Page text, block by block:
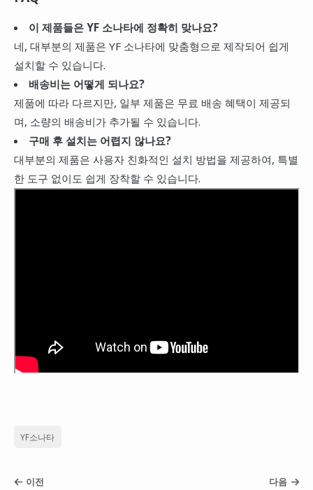
이 제품들은 YF 소나타에 정확히 맞나요?
네, 대부분의 제품은 YF 소나타에 맞춤형으로 제작되어 쉽게
설치할 수 있습니다.
배송비는 어떻게 되나요?
제품에 따라 다르지만, 일부 제품은 무료 배송 혜택이 제공되
며, 소량의 배송비가 추가될 수 있습니다.
구매 후 설치는 어렵지 않나요?
대부분의 제품은 사용자 친화적인 설치 방법을 제공하여, 특별
한 도구 없이도 쉽게 장착할 수 있습니다.
YF소나타
이전 다음